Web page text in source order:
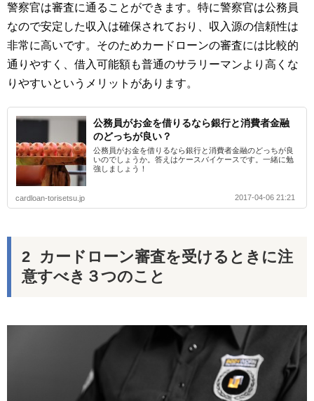
警察官は審査に通ることができます。特に警察官は公務員
なので安定した収入は確保されており、収入源の信頼性は
非常に高いです。そのためカードローンの審査には比較的
通りやすく、借入可能額も普通のサラリーマンより高くな
りやすいというメリットがあります。
公務員がお金を借りるなら銀行と消費者金融
のどっちが良い？
公務員がお金を借りるなら銀行と消費者金融のどっちが良
いのでしょうか。答えはケースバイケースです。一緒に勉
強しましょう！
cardloan-torisetsu.jp 2017-04-06 21:21
カードローン審査を受けるときに注
意すべき３つのこと